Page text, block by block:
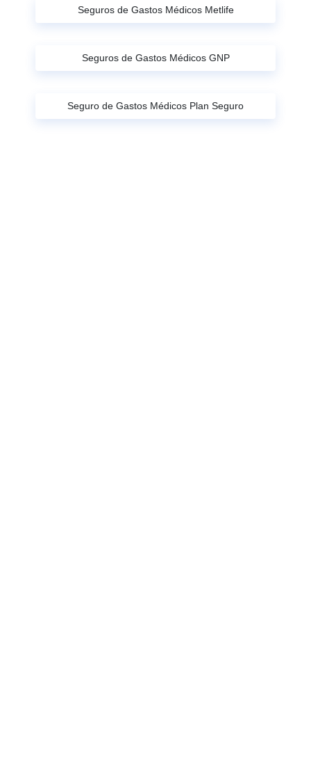
Seguros de Gastos Médicos Metlife
Seguros de Gastos Médicos GNP
Seguro de Gastos Médicos Plan Seguro